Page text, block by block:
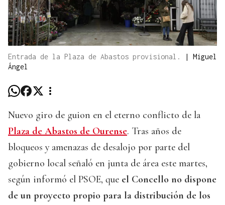
Entrada de la Plaza de Abastos provisional. | Miguel
Ángel
Nuevo giro de guion en el eterno conflicto de la
Plaza de Abastos de Ourense. Tras años de
bloqueos y amenazas de desalojo por parte del
gobierno local señaló en junta de área este martes,
según informó el PSOE, que el Concello no dispone
de un proyecto propio para la distribución de los